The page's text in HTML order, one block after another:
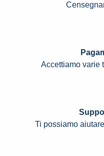
Accettiamo varie
Ti possiamo